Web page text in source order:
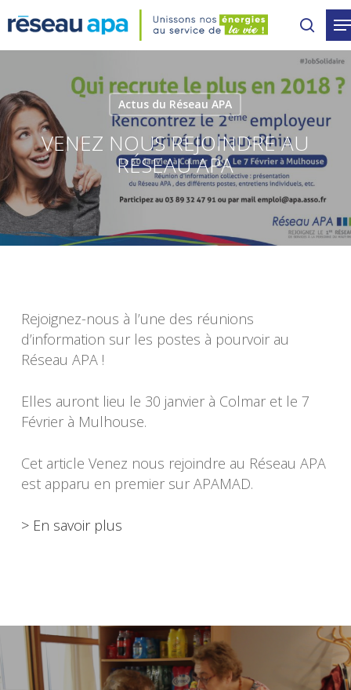
to
main
Actus du Réseau APA
VENEZ NOUS REJOINDRE AU
RÉSEAU APA
Rejoignez-nous à l’une des réunions
d’information sur les postes à pourvoir au
Réseau APA !
Elles auront lieu le 30 janvier à Colmar et le 7
Février à Mulhouse.
Cet article Venez nous rejoindre au Réseau APA
est apparu en premier sur APAMAD.
> En savoir plus